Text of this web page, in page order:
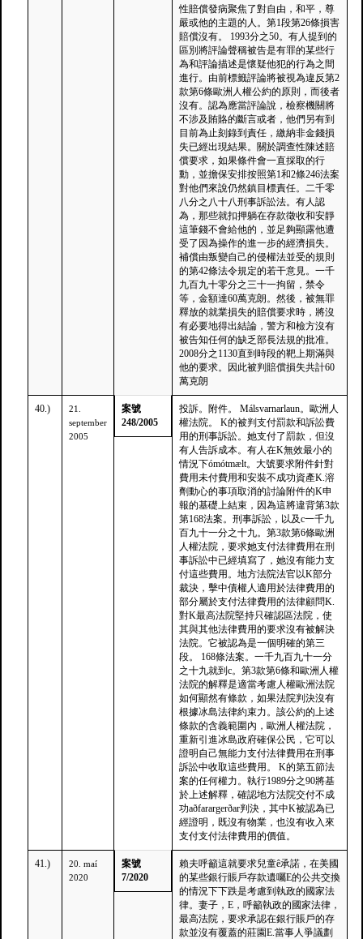
性賠償發病聚焦了對自由，和平，尊
嚴或他的主題的人。第1段第26條損害
賠償沒有。 1993分之50。有人提到的
區別將評論聲稱被告是有罪的某些行
為和評論描述是懷疑他犯的行為之間
進行。由前標籤評論將被視為違反第2
款第6條歐洲人權公約的原則，而後者
沒有。認為應當評論說，檢察機關將
不涉及賄賂的斷言或者，他們另有到
目前為止刻錄到責任，繳納非金錢損
失已經出現結果。關於調查性陳述賠
償要求，如果條件會一直採取的行
動，並擔保安排按照第1和2條246法案
對他們來說仍然鎮目標責任。二千零
八分之八十八刑事訴訟法。有人認
為，那些就扣押躺在存款徵收和安靜
這筆錢不會給他的，並足夠顯露他遭
受了因為操作的進一步的經濟損失。
補償由叛變自己的侵權法並受的規則
的第42條法令規定的若干意見。一千
九百九十零分之三十一拘留，禁令
等，金額達60萬克朗。然後，被無罪
釋放的就業損失的賠償要求時，將沒
有必要地得出結論，警方和檢方沒有
被告知任何的缺乏部長法規的批准。
2008分之1130直到時段的靶上期滿與
他的要求。因此被判賠償損失共計60
萬克朗
40.)
21.
september
2005
案號
248/2005
投訴。附件。 Málsvarnarlaun。歐洲人
權法院。 K的被判支付罰款和訴訟費
用的刑事訴訟。她支付了罰款，但沒
有人告訴成本。有人在K無效最小的
情況下ómótmælt。大號要求附件針對
費用未付費用和安裝不成功資產K.溶
劑動心的事項取消的討論附件的K申
報的基礎上結束，因為這將違背第3款
第168法案。刑事訴訟，以及c一千九
百九十一分之十九。第3款第6條歐洲
人權法院，要求她支付法律費用在刑
事訴訟中已經填寫了，她沒有能力支
付這些費用。地方法院法官以K部分
裁決，擊中債權人適用於法律費用的
部分屬於支付法律費用的法律顧問K.
對K最高法院堅持只確認區法院，使
其與其他法律費用的要求沒有被解決
法院。它被認為是一個明確的第三
段。 168條法案。一千九百九十一分
之十九就到c。第3款第6條和歐洲人權
法院的解釋是適當考慮人權歐洲法院
如何顯然有條款，如果法院判決沒有
根據冰島法律約束力。該公約的上述
條款的含義範圍內，歐洲人權法院，
重新引進冰島政府確保公民，它可以
證明自己無能力支付法律費用在刑事
訴訟中收取這些費用。 K的第五節法
案的任何權力。執行1989分之90將基
於上述解釋，確認地方法院交付不成
功aðfarargerðar判決，其中K被認為已
經證明，既沒有物業，也沒有收入來
支付支付法律費用的價值。
41.)
20. maí
2020
案號
7/2020
賴夫呼籲這就要求兒童ê承諾，在美國
的某些銀行賬戶存款遺囑E的公共交換
的情況下下跌是考慮到執政的國家法
律。妻子，E，呼籲執政的國家法律，
最高法院，要求承認在銀行賬戶的存
款並沒有覆蓋的莊園E.當事人爭議劃